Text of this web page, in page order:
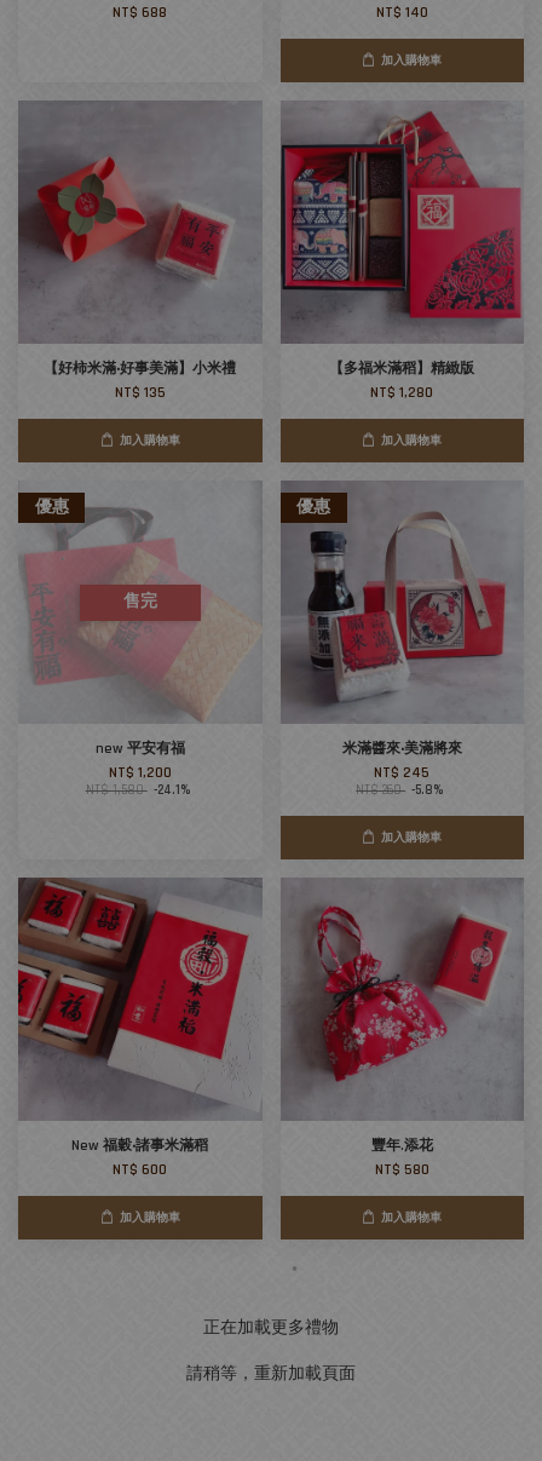
NT$ 688
NT$ 140
加入購物車
【好柿米滿‧好事美滿】小米禮
NT$ 135
加入購物車
【多福米滿稻】精緻版
NT$ 1,280
加入購物車
優惠
售完
new 平安有福
NT$ 1,200
NT$ 1,580 -24.1%
優惠
米滿醬來‧美滿將來
NT$ 245
NT$ 260 -5.8%
加入購物車
New 福穀‧諸事米滿稻
NT$ 600
加入購物車
豐年.添花
NT$ 580
加入購物車
正在加載更多禮物
請稍等，重新加載頁面